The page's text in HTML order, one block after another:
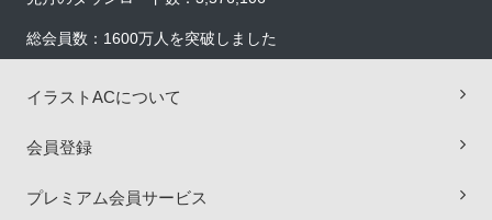
総会員数：1600万人を突破しました
イラストACについて
会員登録
プレミアム会員サービス